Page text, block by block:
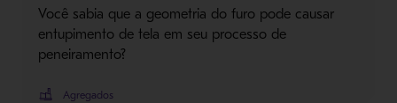
Você sabia que a geometria do furo pode causar
entupimento de tela em seu processo de
peneiramento?
Agregados